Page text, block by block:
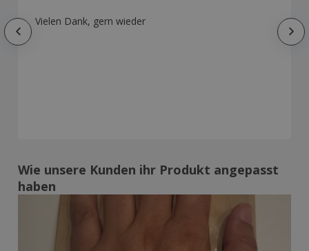
Vielen Dank, gern wieder
Wie unsere Kunden ihr Produkt angepasst
haben